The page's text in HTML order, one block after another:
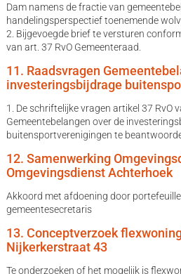
Dam namens de fractie van
handelingsperspectief toenemende
2. Bijgevoegde brief te versturen
van art. 37 RvO Gemeenteraad.
11. Raadsvragen
investeringsbijdrage
1. De schriftelijke vragen artikel 37 RvO
Gemeentebelangen over de
buitensportverenigingen te
12. Samenwerking
Omgevingsdienst Achterhoek
Akkoord met afdoening door
gemeentesecretaris
13. Conceptverzoek
Nijkerkerstraat 43
Te onderzoeken of het mogelijk is